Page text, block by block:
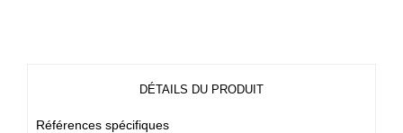
DÉTAILS DU PRODUIT
Références spécifiques